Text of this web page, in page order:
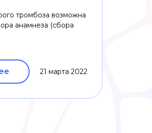
тромбоза возможна
анамнеза (сбора
21 марта 2022